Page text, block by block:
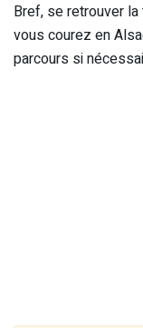
Bref, se retrouver
vous courez en
parcours si